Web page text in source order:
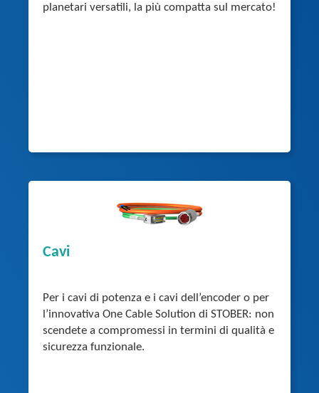
planetari versatili, la più compatta sul mercato!
Cavi
Per i cavi di potenza e i cavi dell’encoder o per
l’innovativa One Cable Solution di STOBER: non
scendete a compromessi in termini di qualità e
sicurezza funzionale.